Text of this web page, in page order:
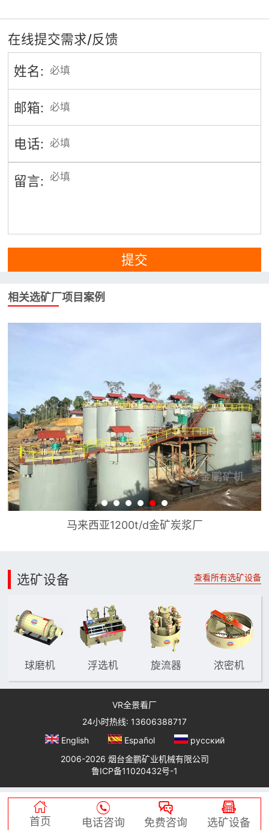
在线提交需求/反馈
姓名:
邮箱:
电话:
留言:
提交
相关选矿厂项目案例
马来西亚1200t/d金矿炭浆厂
选矿设备 查看所有选矿设备
球磨机 浮选机 旋流器 浓密机
VR全景看厂
24小时热线: 13606388717
English
Español
русский
2006-2026 烟台金鹏矿业机械有限公司
鲁ICP备11020432号-1

首页

电话咨询

免费咨询

选矿设备